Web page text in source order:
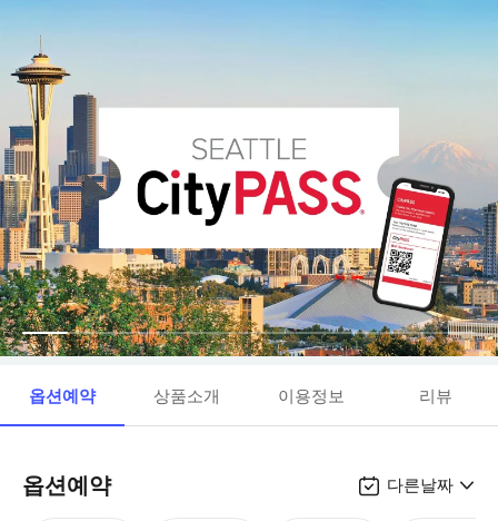
옵션예약 상품소개 이용정보 리뷰
옵션예약 다른날짜